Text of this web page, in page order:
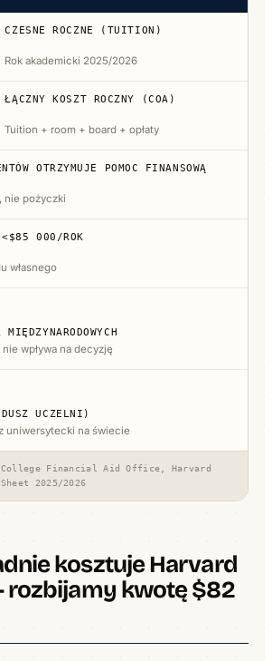
CZESNE ROCZNE (TUITION)
Rok akademicki 2025/2026
ŁĄCZNY KOSZT ROCZNY (COA)
Tuition + room + board + opłaty
OTRZYMUJE POMOC FINANSOWĄ
nie pożyczki
<$85 000/ROK
własnego
wpływa na decyzję
UCZELNI)
uniwersytecki na świecie
College Financial Aid Office, Harvard
2025/2026
kosztuje Harvard
rozbijamy kwotę $82